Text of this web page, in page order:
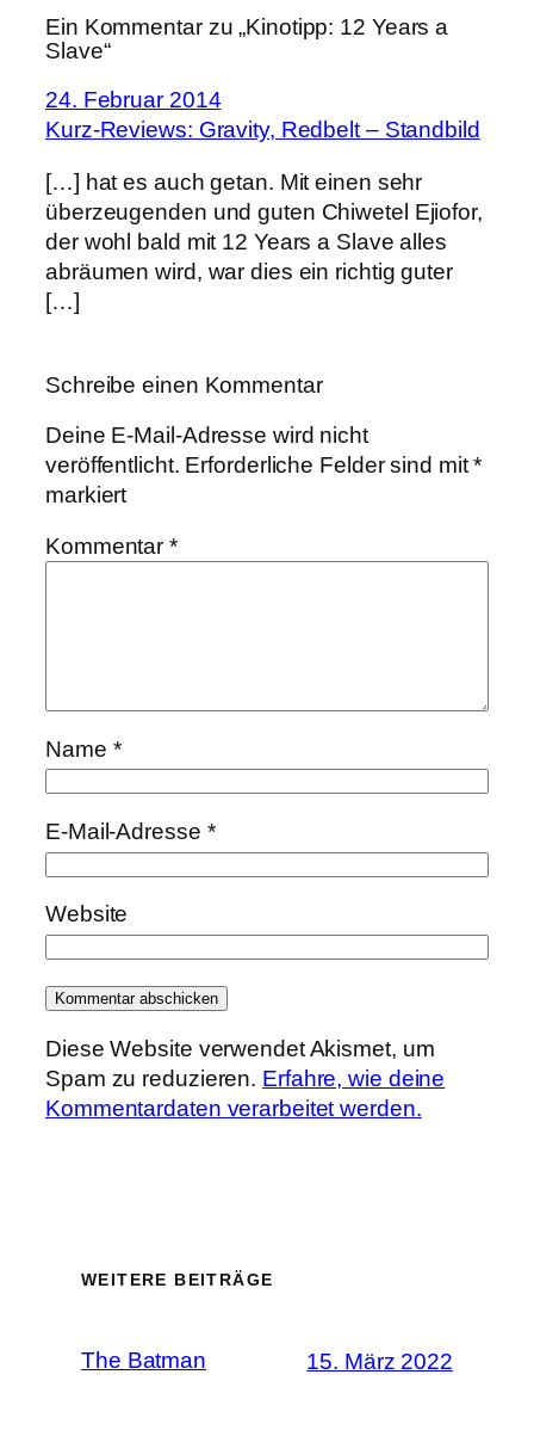
Ein Kommentar zu „Kinotipp: 12 Years a
Slave“
24. Februar 2014
Kurz-Reviews: Gravity, Redbelt – Standbild
[…] hat es auch getan. Mit einen sehr
überzeugenden und guten Chiwetel Ejiofor,
der wohl bald mit 12 Years a Slave alles
abräumen wird, war dies ein richtig guter
[…]
Schreibe einen Kommentar
Deine E-Mail-Adresse wird nicht
veröffentlicht. Erforderliche Felder sind mit*
markiert
Kommentar*
Name *
E-Mail-Adresse *
Website
Diese Website verwendet Akismet, um
Spam zu reduzieren. Erfahre, wie deine
Kommentardaten verarbeitet werden.
WEITERE BEITRÄGE
The Batman 15. März 2022